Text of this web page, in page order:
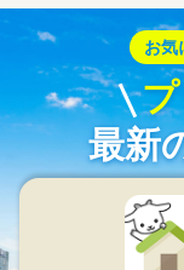
お気
最新